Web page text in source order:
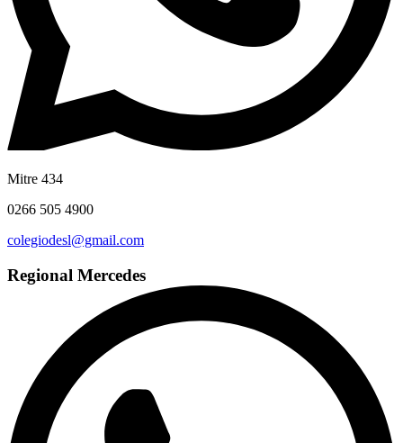
Mitre 434
0266 505 4900
colegiodesl@gmail.com
Regional Mercedes